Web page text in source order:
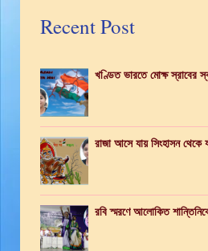
Recent Post
খণ্ডিত ভারতে মোক্ষ স্রাবের
রাজা আসে যায় সিংহাসন থেকে
রবি স্মরণে আলোকিত